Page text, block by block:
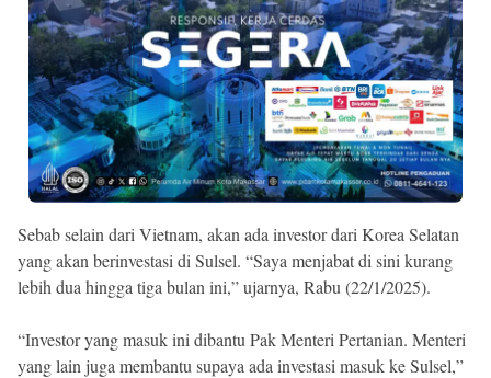
Sebab selain dari Vietnam, akan ada investor dari Korea Selatan
yang akan berinvestasi di Sulsel. “Saya menjabat di sini kurang
lebih dua hingga tiga bulan ini,” ujarnya, Rabu (22/1/2025).
“Investor yang masuk ini dibantu Pak Menteri Pertanian. Menteri
yang lain juga membantu supaya ada investasi masuk ke Sulsel,”